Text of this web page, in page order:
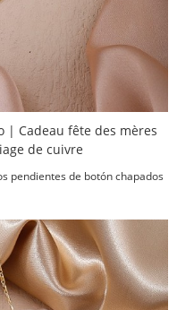
| Cadeau fête des mères
de cuivre
pendientes de botón chapados